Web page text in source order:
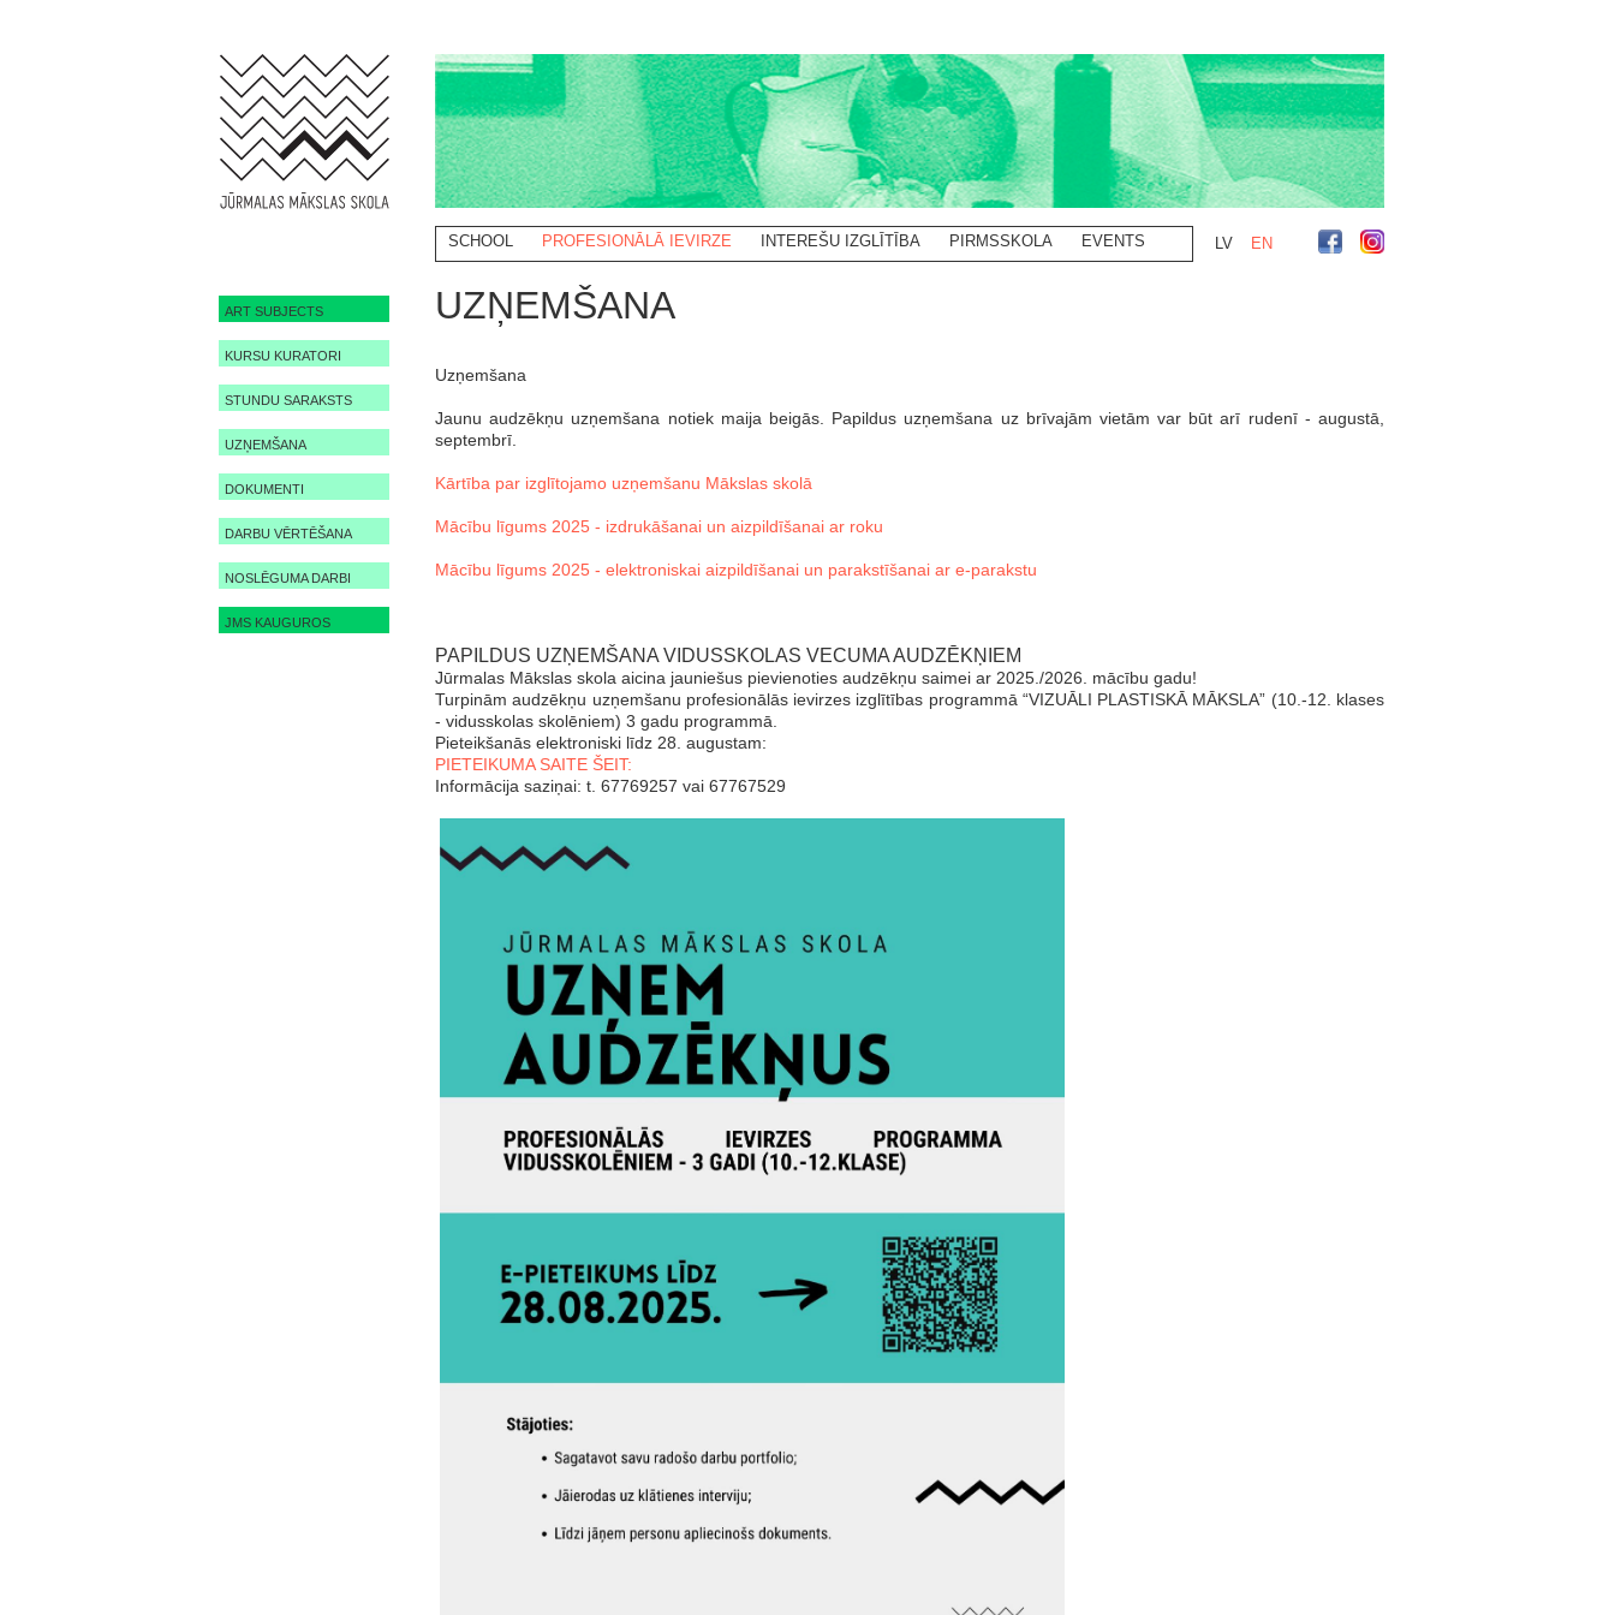
ART SUBJECTS
KURSU KURATORI
STUNDU SARAKSTS
UZŅEMŠANA
DOKUMENTI
DARBU VĒRTĒŠANA
NOSLĒGUMA DARBI
JMS KAUGUROS
SCHOOL PROFESIONĀLĀ IEVIRZE INTEREŠU IZGLĪTĪBA PIRMSSKOLA EVENTS LV EN
UZŅEMŠANA
Uzņemšana
Jaunu audzēkņu uzņemšana notiek maija beigās. Papildus uzņemšana uz brīvajām vietām var būt arī rudenī - augustā,
septembrī.
Kārtība par izglītojamo uzņemšanu Mākslas skolā
Mācību līgums 2025 - izdrukāšanai un aizpildīšanai ar roku
Mācību līgums 2025 - elektroniskai aizpildīšanai un parakstīšanai ar e-parakstu
PAPILDUS UZŅEMŠANA VIDUSSKOLAS VECUMA AUDZĒKŅIEM
Jūrmalas Mākslas skola aicina jauniešus pievienoties audzēkņu saimei ar 2025./2026. mācību gadu!
Turpinām audzēkņu uzņemšanu profesionālās ievirzes izglītības programmā “VIZUĀLI PLASTISKĀ MĀKSLA” (10.-12. klases
- vidusskolas skolēniem) 3 gadu programmā.
Pieteikšanās elektroniski līdz 28. augustam:
PIETEIKUMA SAITE ŠEIT:
Informācija saziņai: t. 67769257 vai 67767529